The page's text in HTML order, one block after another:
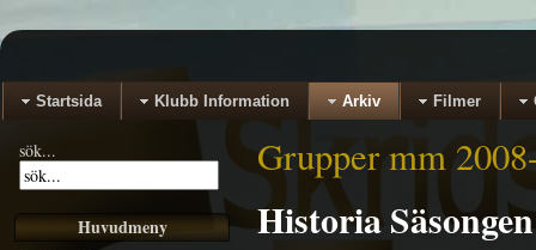
Startsida Klubb Information Arkiv Filmer
sök...
Huvudmeny
Grupper mm
Historia